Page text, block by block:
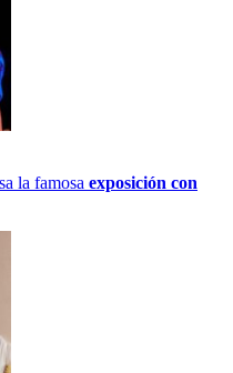
la famosa exposición con